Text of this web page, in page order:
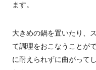
ます。
大きめの鍋を置いたり、
て調理をおこなうことが
に耐えられずに曲がって